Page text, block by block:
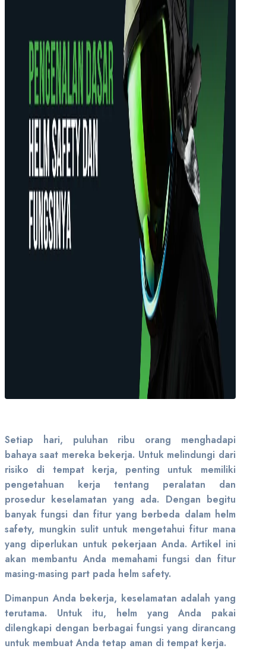
Setiap hari, puluhan ribu orang menghadapi
bahaya saat mereka bekerja. Untuk melindungi dari
risiko di tempat kerja, penting untuk memiliki
pengetahuan kerja tentang peralatan dan
prosedur keselamatan yang ada. Dengan begitu
banyak fungsi dan fitur yang berbeda dalam helm
safety, mungkin sulit untuk mengetahui fitur mana
yang diperlukan untuk pekerjaan Anda. Artikel ini
akan membantu Anda memahami fungsi dan fitur
masing-masing part pada helm safety.
Dimanpun Anda bekerja, keselamatan adalah yang
terutama. Untuk itu, helm yang Anda pakai
dilengkapi dengan berbagai fungsi yang dirancang
untuk membuat Anda tetap aman di tempat kerja.